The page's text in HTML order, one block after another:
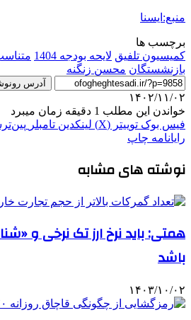
منبع:ایسنا
برچسب ها
كميسيون تلفيق لایحه بودجه 1404
بازنشستگان محسن زنگنه
آدرس
۱۴۰۲/۱۱/۰۲
خواندن این مطلب 1 دقیقه زمان میبرد
فیس بوک توییتر (X) لینکدین ‫تامبلر
رایانامه چاپ
نوشته های مشابه
همتی: باید نرخ ارز تک نرخی و
باشد
۱۴۰۳/۱۰/۰۲